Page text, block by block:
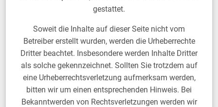
gestattet.
Soweit die Inhalte auf dieser Seite nicht vom
Betreiber erstellt wurden, werden die Urheberrechte
Dritter beachtet. Insbesondere werden Inhalte Dritter
als solche gekennzeichnet. Sollten Sie trotzdem auf
eine Urheberrechtsverletzung aufmerksam werden,
bitten wir um einen entsprechenden Hinweis. Bei
Bekanntwerden von Rechtsverletzungen werden wir